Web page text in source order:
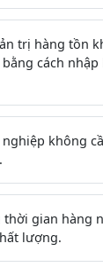
trị hàng tồn
cách nhập
không
thời gian hàng
lượng.